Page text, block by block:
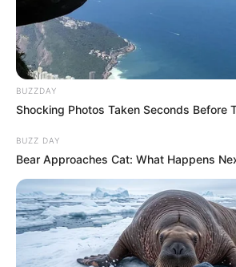
BUZZDAY
Shocking Photos Taken Seconds Before
BUZZ DAY
Bear Approaches Cat: What Happens